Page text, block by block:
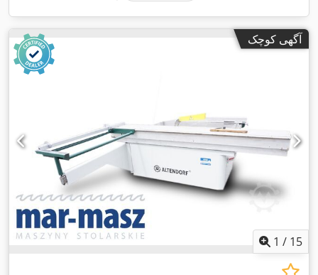
آگهی کوچک
1 / 15